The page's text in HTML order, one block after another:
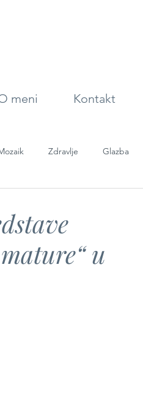
meni Kontakt
Zdravlje Glazba
u